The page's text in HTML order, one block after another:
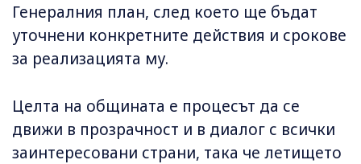
Генералния план, след което ще бъдат
уточнени конкретните действия и срокове
за реализацията му.
Целта на общината е процесът да се
движи в прозрачност и в диалог с всички
заинтересовани страни, така че летището